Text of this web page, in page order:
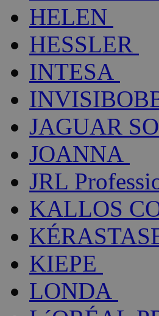
HELEN
HESSLER
INTESA
JAGUAR
JOANNA
JRL
KALLOS
KIEPE
LONDA